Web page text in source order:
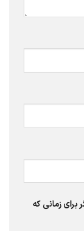
زمانی که